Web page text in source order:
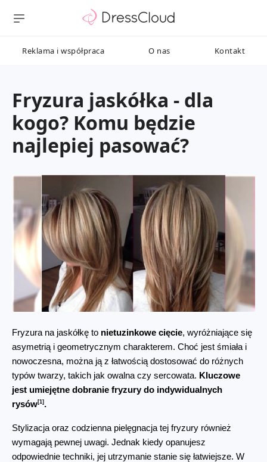
Reklama i współpraca O nas Kontakt
Fryzura jaskółka - dla
kogo? Komu będzie
najlepiej pasować?
Fryzura na jaskółkę to nietuzinkowe cięcie, wyróżniające się
asymetrią i geometrycznym charakterem. Choć jest śmiała i
nowoczesna, można ją z łatwością dostosować do różnych
typów twarzy, takich jak owalna czy sercowata. Kluczowe
jest umiejętne dobranie fryzury do indywidualnych
rysów[1] .
Stylizacja oraz codzienna pielęgnacja tej fryzury również
wymagają pewnej uwagi. Jednak kiedy opanujesz
odpowiednie techniki, jej utrzymanie stanie się łatwiejsze. W